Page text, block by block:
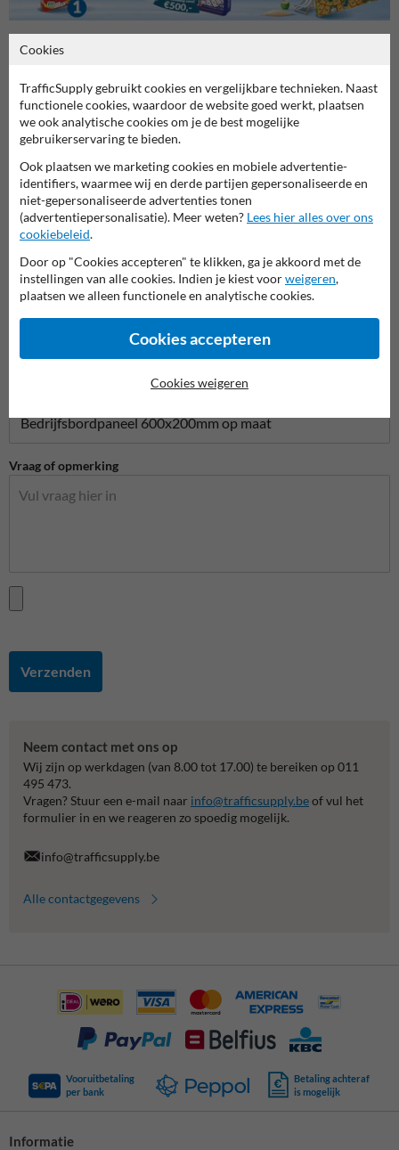
Naam*
Bedrijfsnaam
Telefoonnummer
Vraag of opmerking
Verzenden
Neem contact met ons op
Wij zijn op werkdagen (van 8.00 tot 17.00) te bereiken op 011
495 473.
Vragen? Stuur een e-mail naar info@trafficsupply.beof vul het
formulier in en we reageren zo spoedig mogelijk.
info@trafficsupply.be
Alle contactgegevens
Vooruitbetaling
per bank
Betaling achteraf
is mogelijk
Informatie
Cookies
TrafficSupply gebruikt cookies en vergelijkbare technieken. Naast
functionele cookies, waardoor de website goed werkt, plaatsen
we ook analytische cookies om je de best mogelijke
gebruikerservaring te bieden.
Ook plaatsen we marketing cookies en mobiele advertentie-
identifiers, waarmee wij en derde partijen gepersonaliseerde en
niet-gepersonaliseerde advertenties tonen
(advertentiepersonalisatie). Meer weten? Lees hier alles over ons
cookiebeleid.
Door op "Cookies accepteren" te klikken, ga je akkoord met de
instellingen van alle cookies. Indien je kiest voorweigeren,
plaatsen we alleen functionele en analytische cookies.
Cookies accepteren
Cookies weigeren